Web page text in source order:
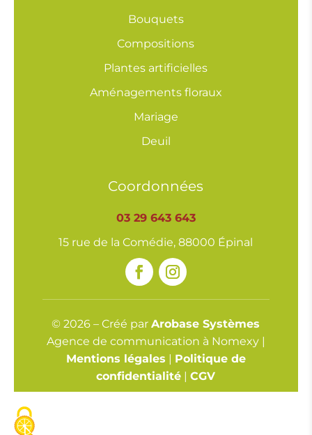
Bouquets
Compositions
Plantes artificielles
Aménagements floraux
Mariage
Deuil
Coordonnées
03 29 643 643
15 rue de la Comédie, 88000 Épinal
© 2026 – Créé parArobase Systèmes
Agence de communication à Nomexy |
Mentions légales | Politique de
confidentialité |CGV